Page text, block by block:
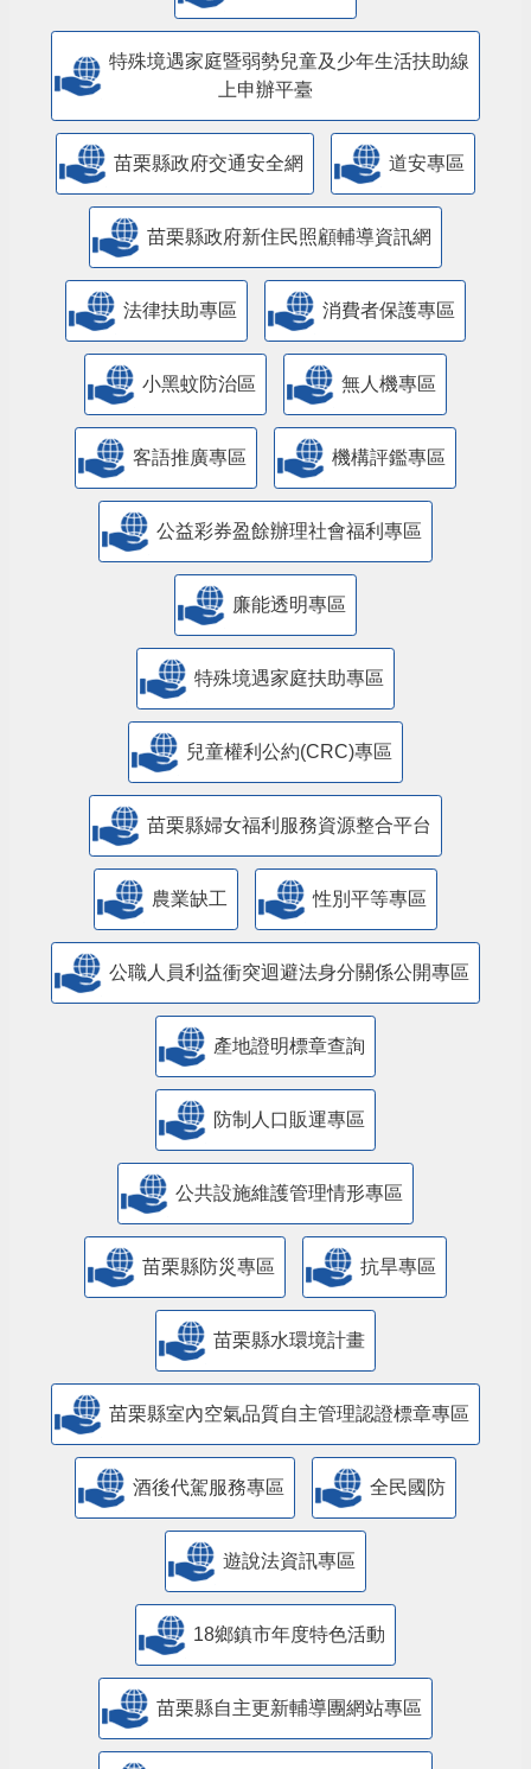
特殊境遇家庭暨弱勢兒童及少年生活扶助線
上申辦平臺
苗栗縣政府交通安全網 道安專區
苗栗縣政府新住民照顧輔導資訊網
法律扶助專區 消費者保護專區
小黑蚊防治區 無人機專區
客語推廣專區 機構評鑑專區
公益彩券盈餘辦理社會福利專區
廉能透明專區
特殊境遇家庭扶助專區
兒童權利公約(CRC)專區
苗栗縣婦女福利服務資源整合平台
農業缺工 性別平等專區
公職人員利益衝突迴避法身分關係公開專區
產地證明標章查詢
防制人口販運專區
​公共設施維護管理情形專區
苗栗縣防災專區 抗旱專區
苗栗縣水環境計畫
苗栗縣室內空氣品質自主管理認證標章專區
酒後代駕服務專區 全民國防
遊說法資訊專區
18鄉鎮市年度特色活動
苗栗縣自主更新輔導團網站專區